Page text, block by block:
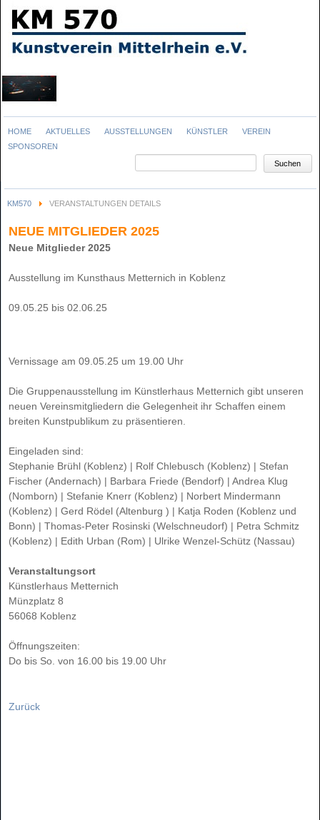
Navigation
überspringen
HOME AKTUELLES AUSSTELLUNGEN KÜNSTLER
VEREIN
SPONSOREN
Suchen
KM570 VERANSTALTUNGEN DETAILS
NEUE MITGLIEDER 2025
Neue Mitglieder 2025
Ausstellung im Kunsthaus Metternich in Koblenz
09.05.25 bis 02.06.25
Vernissage am 09.05.25 um 19.00 Uhr
Die Gruppenausstellung im Künstlerhaus Metternich gibt unseren
neuen Vereinsmitgliedern die Gelegenheit ihr Schaffen einem
breiten Kunstpublikum zu präsentieren.
Eingeladen sind:
Stephanie Brühl (Koblenz) | Rolf Chlebusch (Koblenz) | Stefan
Fischer (Andernach) | Barbara Friede (Bendorf) | Andrea Klug
(Nomborn) | Stefanie Knerr (Koblenz) | Norbert Mindermann
(Koblenz) | Gerd Rödel (Altenburg ) | Katja Roden (Koblenz und
Bonn) | Thomas-Peter Rosinski (Welschneudorf) | Petra Schmitz
(Koblenz) | Edith Urban (Rom) | Ulrike Wenzel-Schütz (Nassau)
Veranstaltungsort
Künstlerhaus Metternich
Münzplatz 8
56068 Koblenz
Öffnungszeiten:
Do bis So. von 16.00 bis 19.00 Uhr
Zurück